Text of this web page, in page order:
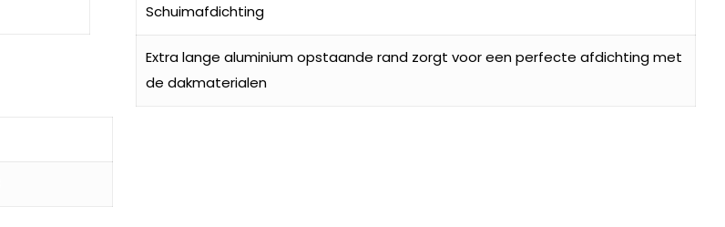
Schuimafdichting
Extra lange aluminium opstaande rand zorgt voor een perfecte afdichting met
de dakmaterialen